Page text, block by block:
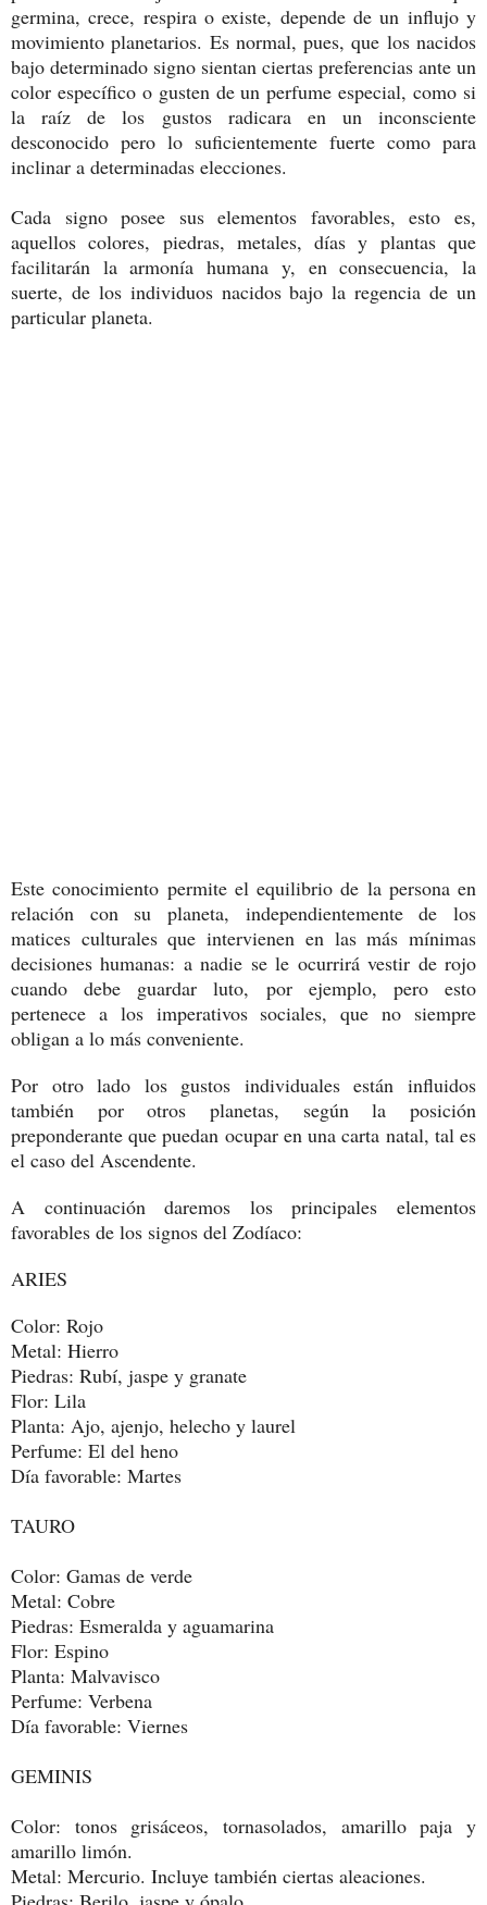
germina, crece, respira o existe, depende de un influjo y
movimiento planetarios. Es normal, pues, que los nacidos
bajo determinado signo sientan ciertas preferencias ante un
color específico o gusten de un perfume especial, como si
la raíz de los gustos radicara en un inconsciente
desconocido pero lo suficientemente fuerte como para
inclinar a determinadas elecciones.
Cada signo posee sus elementos favorables, esto es,
aquellos colores, piedras, metales, días y plantas que
facilitarán la armonía humana y, en consecuencia, la
suerte, de los individuos nacidos bajo la regencia de un
particular planeta.
Este conocimiento permite el equilibrio de la persona en
relación con su planeta, independientemente de los
matices culturales que intervienen en las más mínimas
decisiones humanas: a nadie se le ocurrirá vestir de rojo
cuando debe guardar luto, por ejemplo, pero esto
pertenece a los imperativos sociales, que no siempre
obligan a lo más conveniente.
Por otro lado los gustos individuales están influidos
también por otros planetas, según la posición
preponderante que puedan ocupar en una carta natal, tal es
el caso del Ascendente.
A continuación daremos los principales elementos
favorables de los signos del Zodíaco:
ARIES
Color: Rojo
Metal: Hierro
Piedras: Rubí, jaspe y granate
Flor: Lila
Planta: Ajo, ajenjo, helecho y laurel
Perfume: El del heno
Día favorable: Martes
TAURO
Color: Gamas de verde
Metal: Cobre
Piedras: Esmeralda y aguamarina
Flor: Espino
Planta: Malvavisco
Perfume: Verbena
Día favorable: Viernes
GEMINIS
Color: tonos grisáceos, tornasolados, amarillo paja y
amarillo limón.
Metal: Mercurio. Incluye también ciertas aleaciones.